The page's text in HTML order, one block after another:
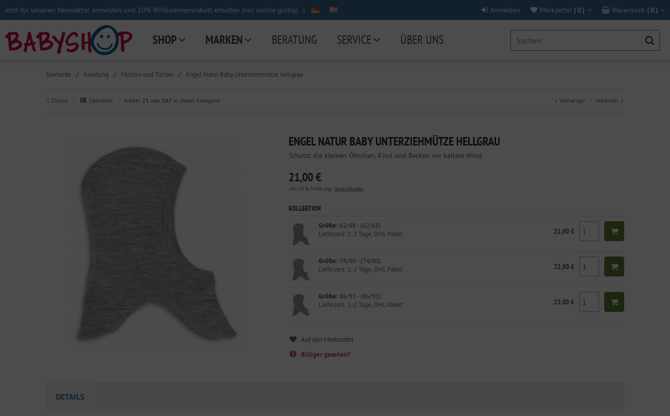
Jetzt für unseren Newsletter anmelden und 10% Willkommensrabatt erhalten (nur online gültig) | Warenkorb (0 )
Merkzettel (0 )
Anmelden
SHOP MARKEN BERATUNG SERVICE ÜBER UNS
Startseite / Kleidung / Mützen und Tücher / Engel Natur Baby Unterziehmütze hellgrau
Zurück | Übersicht | Artikel 21 von 107 in dieser Kategorie Vorheriger | Nächster
ENGEL NATUR BABY UNTERZIEHMÜTZE HELLGRAU
Schützt die kleinen Öhrchen, Kind und Backen vor kaltem Wind.
21,00 €
inkl. 19 % MwSt. zzgl.Versandkosten
KOLLEKTION
Größe: 62/68 - (62/68)
Lieferzeit: 1-2 Tage, DHL Paket
21,00 €
Größe: 74/80 - (74/80)
Lieferzeit: 1-2 Tage, DHL Paket
22,00 €
Größe: 86/92 - (86/92)
Lieferzeit: 1-2 Tage, DHL Paket
23,00 €
Billiger gesehen?
DETAILS